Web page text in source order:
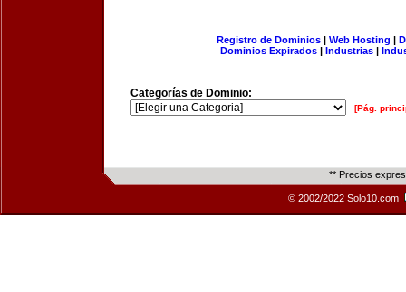
Registro de Dominios| Web Hosting |
Dominios Expirados | Industrias |
Categorías de Dominio:
[Pág.
** Precios
© 2002/2022 Solo10.com